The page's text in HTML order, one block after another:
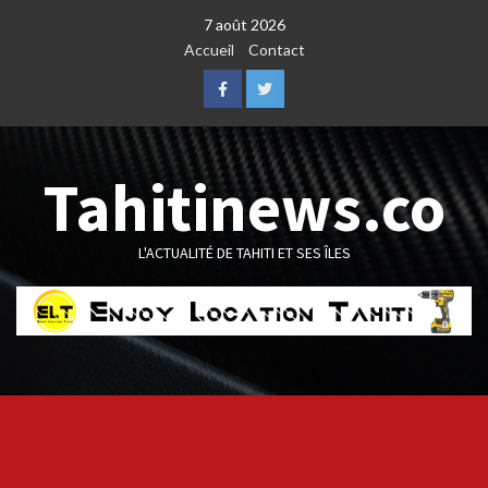
7 août 2026
Accueil
Contact
FacebookTwitter
Tahitinews.co
L'ACTUALITÉ DE TAHITI ET SES ÎLES